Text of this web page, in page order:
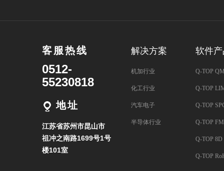
客服热线
0512-
55230818
地址
江苏省苏州市昆山市
祖冲之南路1699号1号
楼101室
解决方案
机加行业
化工行业
汽车电子
半导体行业
软件
Q-TOP
Q-TOP
Q-TOP
Q-TOP
Q-TOP 8D
Q-TOP